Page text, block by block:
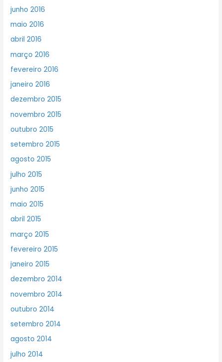
junho 2016
maio 2016
abril 2016
março 2016
fevereiro 2016
janeiro 2016
dezembro 2015
novembro 2015
outubro 2015
setembro 2015
agosto 2015
julho 2015
junho 2015
maio 2015
abril 2015
março 2015
fevereiro 2015
janeiro 2015
dezembro 2014
novembro 2014
outubro 2014
setembro 2014
agosto 2014
julho 2014